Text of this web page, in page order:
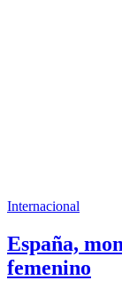
Internacional
España,
femenino